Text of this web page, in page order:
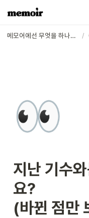
메모어에선 무엇을 하나요? /
👀
지난 기수
요?
(바뀐 점만